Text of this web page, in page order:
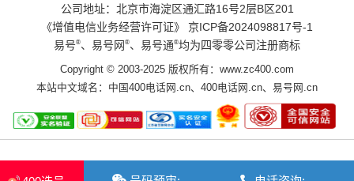
公司地址：北京市海淀区通汇路16号2层B区201
《增值电信业务经营许可证》
京ICP备2024098817号-1
易号®、易号网 ®、易号通®均为四零零公司注册商标
Copyright © 2003-2025 版权所有：www.zc400.com
本站中文域名： 中国400电话网.cn、 400电话网.cn、 易号网.cn